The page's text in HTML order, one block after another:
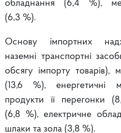
обладнання (6,4 %),
(6,3 %).
Основу імпортних
наземні транспортні
обсягу імпорту товарів),
(13,6 %), енергетичні
продукти її перегонки
(6,8 %), електричне
шлаки та зола (3,8 %).